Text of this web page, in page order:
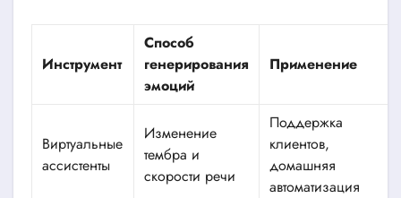
Инструмент
Способ
генерирования
эмоций
Применение
Виртуальные
ассистенты
Изменение
тембра и
скорости речи
Поддержка
клиентов,
домашняя
автоматизация